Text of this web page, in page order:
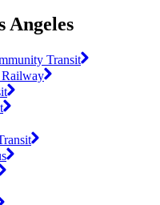
Angeles
Transit